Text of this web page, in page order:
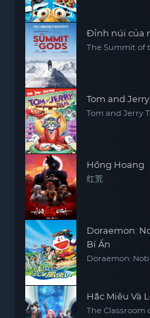
Đỉnh núi của
The Summit of
Tom and
Tom and Jerry
Hồng Hoang
红荒
Doraemon:
Bí Ẩn
Doraemon:
Hắc Miêu Và
The Classroom